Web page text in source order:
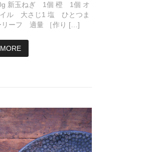
新玉ねぎ 1個 橙 1個 オ
イル 大さじ1 塩 ひとつま
リーフ 適量 ［作り […]